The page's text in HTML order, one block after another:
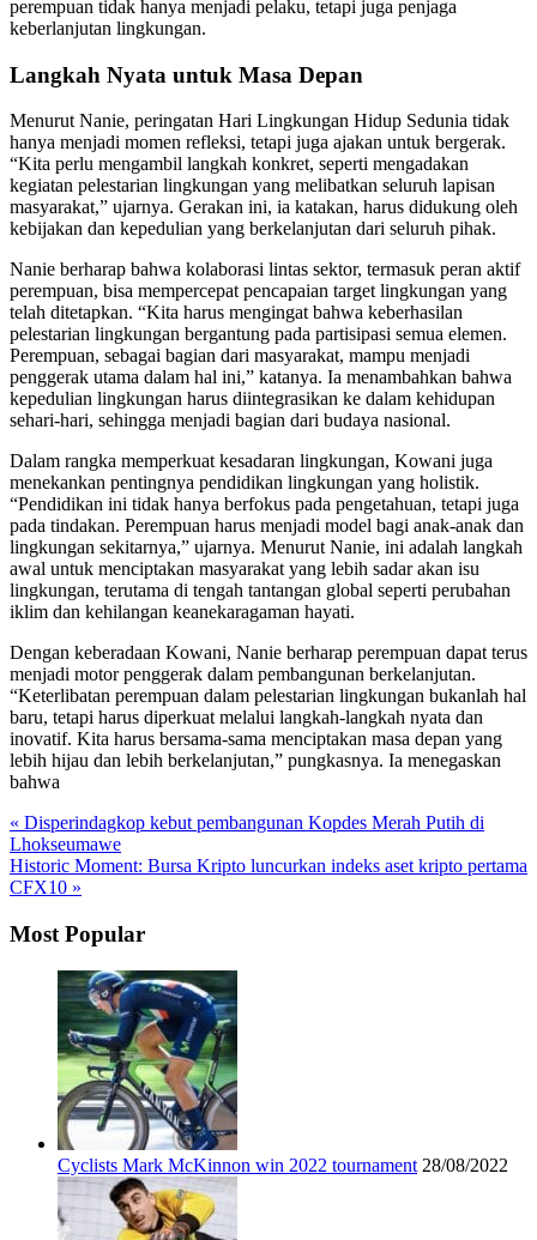
perempuan tidak hanya menjadi pelaku, tetapi juga penjaga
keberlanjutan lingkungan.
Langkah Nyata untuk Masa Depan
Menurut Nanie, peringatan Hari Lingkungan Hidup Sedunia tidak
hanya menjadi momen refleksi, tetapi juga ajakan untuk bergerak.
“Kita perlu mengambil langkah konkret, seperti mengadakan
kegiatan pelestarian lingkungan yang melibatkan seluruh lapisan
masyarakat,” ujarnya. Gerakan ini, ia katakan, harus didukung oleh
kebijakan dan kepedulian yang berkelanjutan dari seluruh pihak.
Nanie berharap bahwa kolaborasi lintas sektor, termasuk peran aktif
perempuan, bisa mempercepat pencapaian target lingkungan yang
telah ditetapkan. “Kita harus mengingat bahwa keberhasilan
pelestarian lingkungan bergantung pada partisipasi semua elemen.
Perempuan, sebagai bagian dari masyarakat, mampu menjadi
penggerak utama dalam hal ini,” katanya. Ia menambahkan bahwa
kepedulian lingkungan harus diintegrasikan ke dalam kehidupan
sehari-hari, sehingga menjadi bagian dari budaya nasional.
Dalam rangka memperkuat kesadaran lingkungan, Kowani juga
menekankan pentingnya pendidikan lingkungan yang holistik.
“Pendidikan ini tidak hanya berfokus pada pengetahuan, tetapi juga
pada tindakan. Perempuan harus menjadi model bagi anak-anak dan
lingkungan sekitarnya,” ujarnya. Menurut Nanie, ini adalah langkah
awal untuk menciptakan masyarakat yang lebih sadar akan isu
lingkungan, terutama di tengah tantangan global seperti perubahan
iklim dan kehilangan keanekaragaman hayati.
Dengan keberadaan Kowani, Nanie berharap perempuan dapat terus
menjadi motor penggerak dalam pembangunan berkelanjutan.
“Keterlibatan perempuan dalam pelestarian lingkungan bukanlah hal
baru, tetapi harus diperkuat melalui langkah-langkah nyata dan
inovatif. Kita harus bersama-sama menciptakan masa depan yang
lebih hijau dan lebih berkelanjutan,” pungkasnya. Ia menegaskan
bahwa
« Disperindagkop kebut pembangunan Kopdes Merah Putih di
Lhokseumawe
Historic Moment: Bursa Kripto luncurkan indeks aset kripto pertama
CFX10 »
Most Popular
Cyclists Mark McKinnon win 2022 tournament 28/08/2022